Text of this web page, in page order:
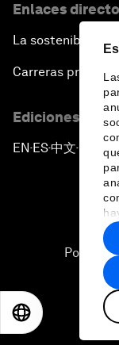
Enlaces
La sostenibilidad
Carreras
Ediciones en
EN ▪ES▪中文▪ 日本語
Política
2026